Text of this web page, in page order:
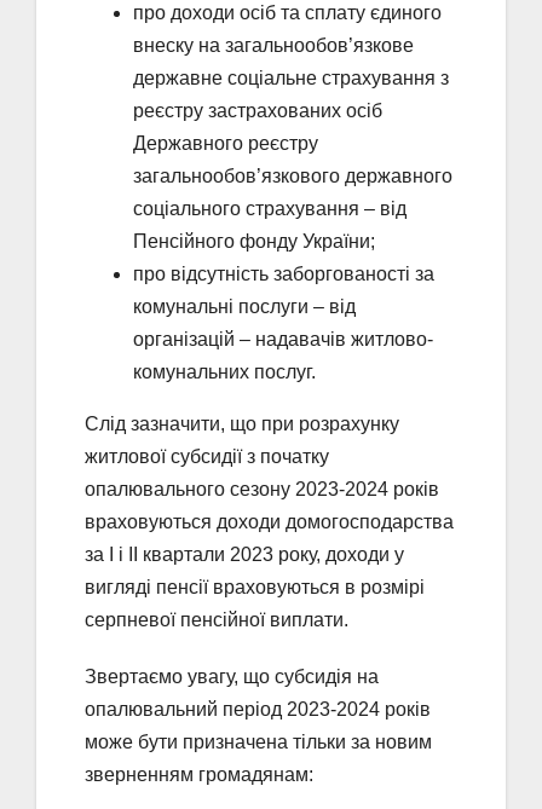
про доходи осіб та сплату єдиного
внеску на загальнообов’язкове
державне соціальне страхування з
реєстру застрахованих осіб
Державного реєстру
загальнообов’язкового державного
соціального страхування – від
Пенсійного фонду України;
про відсутність заборгованості за
комунальні послуги – від
організацій – надавачів житлово-
комунальних послуг.
Слід зазначити, що при розрахунку
житлової субсидії з початку
опалювального сезону 2023-2024 років
враховуються доходи домогосподарства
за І і ІІ квартали 2023 року, доходи у
вигляді пенсії враховуються в розмірі
серпневої пенсійної виплати.
Звертаємо увагу, що субсидія на
опалювальний період 2023-2024 років
може бути призначена тільки за новим
зверненням громадянам: